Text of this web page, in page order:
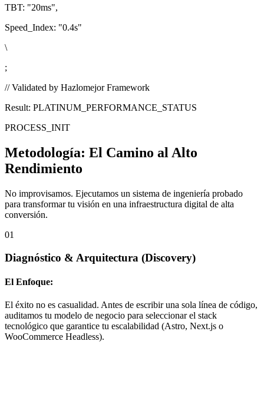
TBT: "20ms",
Speed_Index: "0.4s"
\
;
// Validated by Hazlomejor Framework
Result: PLATINUM_PERFORMANCE_STATUS
PROCESS_INIT
Metodología: El Camino al Alto
Rendimiento
No improvisamos. Ejecutamos un sistema de ingeniería probado
para transformar tu visión en una infraestructura digital de alta
conversión.
01
Diagnóstico & Arquitectura (Discovery)
El Enfoque:
El éxito no es casualidad. Antes de escribir una sola línea de código,
auditamos tu modelo de negocio para seleccionar el stack
tecnológico que garantice tu escalabilidad (Astro, Next.js o
WooCommerce Headless).